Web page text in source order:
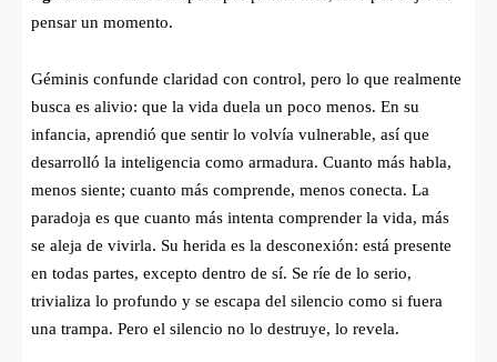
pensar un momento.
Géminis confunde claridad con control, pero lo que realmente
busca es alivio: que la vida duela un poco menos. En su
infancia, aprendió que sentir lo volvía vulnerable, así que
desarrolló la inteligencia como armadura. Cuanto más habla,
menos siente; cuanto más comprende, menos conecta. La
paradoja es que cuanto más intenta comprender la vida, más
se aleja de vivirla. Su herida es la desconexión: está presente
en todas partes, excepto dentro de sí. Se ríe de lo serio,
trivializa lo profundo y se escapa del silencio como si fuera
una trampa. Pero el silencio no lo destruye, lo revela.